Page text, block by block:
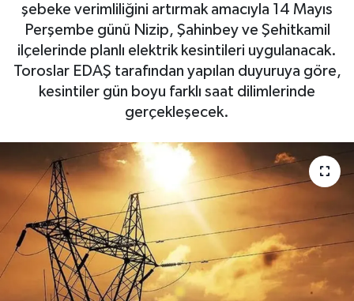
şebeke verimliliğini artırmak amacıyla 14 Mayıs
Perşembe günü Nizip, Şahinbey ve Şehitkamil
ilçelerinde planlı elektrik kesintileri uygulanacak.
Toroslar EDAŞ tarafından yapılan duyuruya göre,
kesintiler gün boyu farklı saat dilimlerinde
gerçekleşecek.